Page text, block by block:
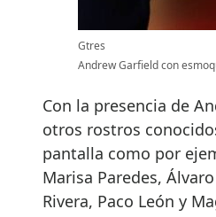
Gtres
Andrew Garfield con
Con la presencia de
otros rostros
pantalla como por
Marisa Paredes,
Rivera, Paco León y